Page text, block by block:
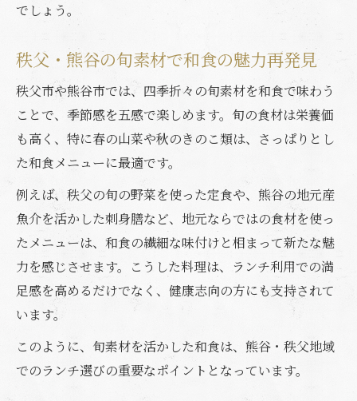
でしょう。
秩父・熊谷の旬素材で和食の魅力再発見
秩父市や熊谷市では、四季折々の旬素材を和食で味わう
ことで、季節感を五感で楽しめます。旬の食材は栄養価
も高く、特に春の山菜や秋のきのこ類は、さっぱりとし
た和食メニューに最適です。
例えば、秩父の旬の野菜を使った定食や、熊谷の地元産
魚介を活かした刺身膳など、地元ならではの食材を使っ
たメニューは、和食の繊細な味付けと相まって新たな魅
力を感じさせます。こうした料理は、ランチ利用での満
足感を高めるだけでなく、健康志向の方にも支持されて
います。
このように、旬素材を活かした和食は、熊谷・秩父地域
でのランチ選びの重要なポイントとなっています。